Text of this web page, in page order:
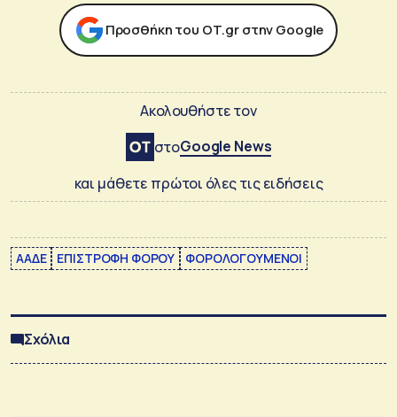
Προσθήκη του ΟΤ.gr στην Google
Ακολουθήστε τον
στοGoogle News
και μάθετε πρώτοι όλες τις ειδήσεις
ΑΑΔΕ ΕΠΙΣΤΡΟΦΗ ΦΟΡΟΥ ΦΟΡΟΛΟΓΟΥΜΕΝΟΙ
Σχόλια